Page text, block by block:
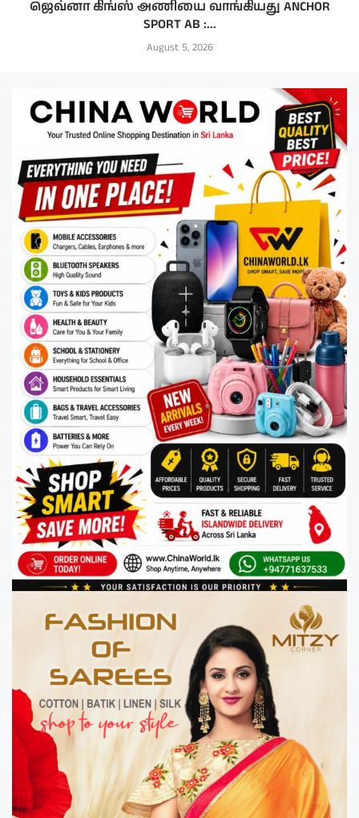
ஜெவ்னா கிங்ஸ் அணியை வாங்கியது ANCHOR
SPORT AB :...
August 5, 2026